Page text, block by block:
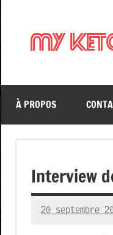
contenuMy
À PROPOS
Interview
20 septembre